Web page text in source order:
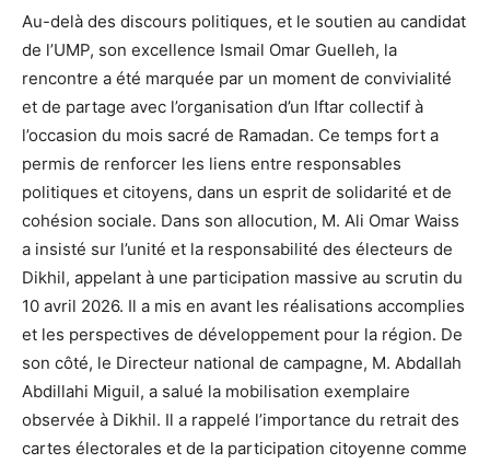
Au-delà des discours politiques, et le soutien au candidat
de l’UMP, son excellence Ismail Omar Guelleh, la
rencontre a été marquée par un moment de convivialité
et de partage avec l’organisation d’un Iftar collectif à
l’occasion du mois sacré de Ramadan. Ce temps fort a
permis de renforcer les liens entre responsables
politiques et citoyens, dans un esprit de solidarité et de
cohésion sociale. Dans son allocution, M. Ali Omar Waiss
a insisté sur l’unité et la responsabilité des électeurs de
Dikhil, appelant à une participation massive au scrutin du
10 avril 2026. Il a mis en avant les réalisations accomplies
et les perspectives de développement pour la région. De
son côté, le Directeur national de campagne, M. Abdallah
Abdillahi Miguil, a salué la mobilisation exemplaire
observée à Dikhil. Il a rappelé l’importance du retrait des
cartes électorales et de la participation citoyenne comme